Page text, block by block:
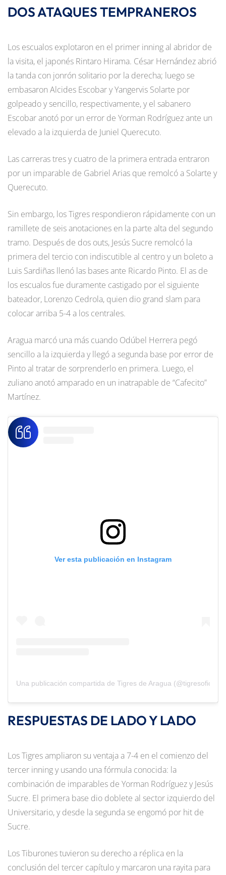
DOS ATAQUES TEMPRANEROS
Los escualos explotaron en el primer inning al abridor de
la visita, el japonés Rintaro Hirama. César Hernández abrió
la tanda con jonrón solitario por la derecha; luego se
embasaron Alcides Escobar y Yangervis Solarte por
golpeado y sencillo, respectivamente, y el sabanero
Escobar anotó por un error de Yorman Rodríguez ante un
elevado a la izquierda de Juniel Querecuto.
Las carreras tres y cuatro de la primera entrada entraron
por un imparable de Gabriel Arias que remolcó a Solarte y
Querecuto.
Sin embargo, los Tigres respondieron rápidamente con un
ramillete de seis anotaciones en la parte alta del segundo
tramo. Después de dos outs, Jesús Sucre remolcó la
primera del tercio con indiscutible al centro y un boleto a
Luis Sardiñas llenó las bases ante Ricardo Pinto. El as de
los escualos fue duramente castigado por el siguiente
bateador, Lorenzo Cedrola, quien dio grand slam para
colocar arriba 5-4 a los centrales.
Aragua marcó una más cuando Odúbel Herrera pegó
sencillo a la izquierda y llegó a segunda base por error de
Pinto al tratar de sorprenderlo en primera. Luego, el
zuliano anotó amparado en un inatrapable de “Cafecito”
Martínez.
Ver esta publicación en Instagram
Una publicación compartida de Tigres de Aragua
RESPUESTAS DE LADO Y LADO
Los Tigres ampliaron su ventaja a 7-4 en el comienzo del
tercer inning y usando una fórmula conocida: la
combinación de imparables de Yorman Rodríguez y Jesús
Sucre. El primera base dio doblete al sector izquierdo del
Universitario, y desde la segunda se engomó por hit de
Sucre.
Los Tiburones tuvieron su derecho a réplica en la
conclusión del tercer capítulo y marcaron una rayita para